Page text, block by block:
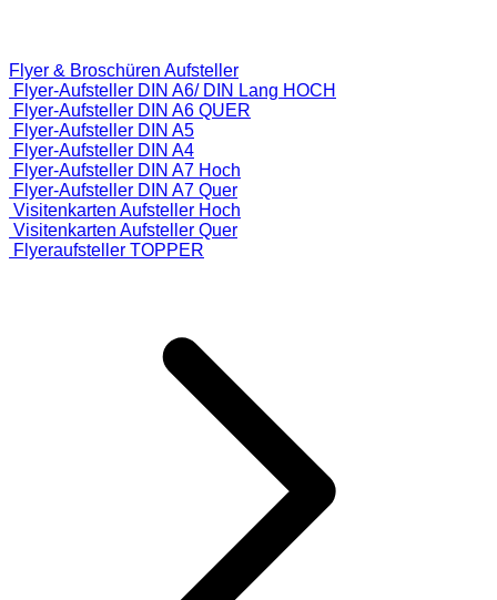
Flyer & Broschüren Aufsteller
Flyer-Aufsteller DIN A6/ DIN Lang HOCH
Flyer-Aufsteller DIN A6 QUER
Flyer-Aufsteller DIN A5
Flyer-Aufsteller DIN A4
Flyer-Aufsteller DIN A7 Hoch
Flyer-Aufsteller DIN A7 Quer
Visitenkarten Aufsteller Hoch
Visitenkarten Aufsteller Quer
Flyeraufsteller TOPPER